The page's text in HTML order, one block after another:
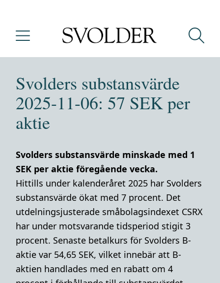
Svolders substansvärde
2025-11-06: 57 SEK per
aktie
Svolders substansvärde minskade med 1
SEK per aktie föregående vecka.
Hittills under kalenderåret 2025 har Svolders
substansvärde ökat med 7 procent. Det
utdelningsjusterade småbolagsindexet CSRX
har under motsvarande tidsperiod stigit 3
procent. Senaste betalkurs för Svolders B-
aktie var 54,65 SEK, vilket innebär att B-
aktien handlades med en rabatt om 4